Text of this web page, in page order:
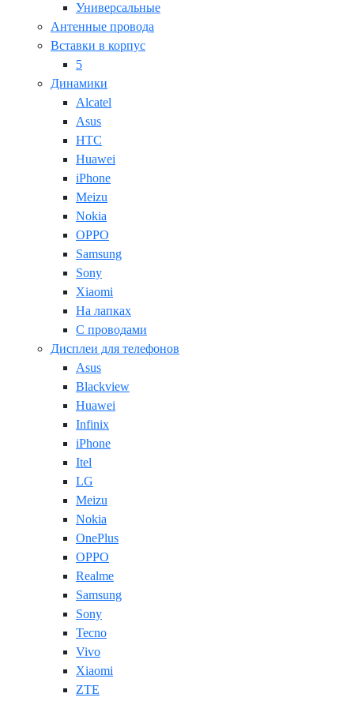
Универсальные
Антенные провода
Вставки в корпус
5
Динамики
Alcatel
Asus
HTC
Huawei
iPhone
Meizu
Nokia
OPPO
Samsung
Sony
Xiaomi
На лапках
С проводами
Дисплеи для телефонов
Asus
Blackview
Huawei
Infinix
iPhone
Itel
LG
Meizu
Nokia
OnePlus
OPPO
Realme
Samsung
Sony
Tecno
Vivo
Xiaomi
ZTE